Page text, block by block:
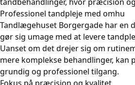
Professionel tandpleje med omhu
Tandlægehuset Borgergade har en
gør sig umage med at levere
Uanset om det drejer sig om
mere komplekse behandlinger, kan
grundig og professionel tilgang.